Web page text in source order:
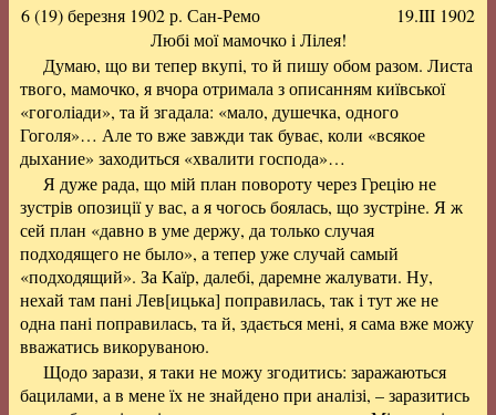
6 (19) березня 1902 р. Сан-Ремо
19.III 1902
Любі мої мамочко і Лілея!
Думаю, що ви тепер вкупі, то й пишу обом разом. Листа
твого, мамочко, я вчора отримала з описанням київської
«гоголіади», та й згадала: «мало, душечка, одного
Гоголя»… Але то вже завжди так буває, коли «всякое
дыхание» заходиться «хвалити господа»…
Я дуже рада, що мій план повороту через Грецію не
зустрів опозиції у вас, а я чогось боялась, що зустріне. Я ж
сей план «давно в уме держу, да только случая
подходящего не было», а тепер уже случай самый
«подходящий». За Каїр, далебі, даремне жалувати. Ну,
нехай там пані Лев[ицька] поправилась, так і тут же не
одна пані поправилась, та й, здається мені, я сама вже можу
вважатись викоруваною.
Щодо зарази, я таки не можу згодитись: заражаються
бацилами, а в мене їх не знайдено при аналізі, – заразитись